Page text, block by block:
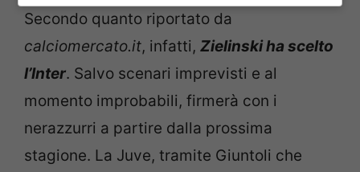
Secondo quanto riportato da
calciomercato.it, infatti, Zielinski ha scelto
l’Inter. Salvo scenari imprevisti e al
momento improbabili, firmerà con i
nerazzurri a partire dalla prossima
stagione. La Juve, tramite Giuntoli che